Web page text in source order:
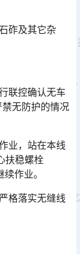
砟及其它杂
联控确认无车
禁无防护的情况
业，站在本线
扶稳螺栓
作业。
格落实无缝线